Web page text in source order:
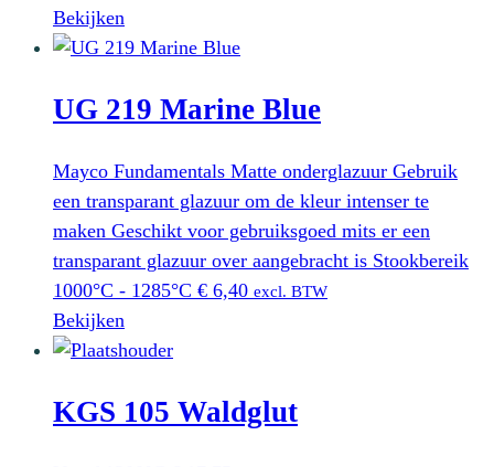
Bekijken
UG 219 Marine Blue
Mayco Fundamentals Matte onderglazuur Gebruik
een transparant glazuur om de kleur intenser te
maken Geschikt voor gebruiksgoed mits er een
transparant glazuur over aangebracht is Stookbereik
1000°C - 1285°C € 6,40 excl. BTW
Bekijken
KGS 105 Waldglut